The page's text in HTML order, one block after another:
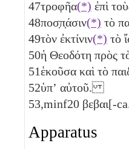
47τροφῆα(*) ἐπὶ
48ποσ̣π̣άσιν(*) τὸ
49τὸν ἐκτίνιν(*) τὸ
50ἡ Θεοδότη
51ἑκοῦσα καὶ τὸ
52ὑπʼ αὐτοῦ.
53,minf20 βεβαι[-
Apparatus